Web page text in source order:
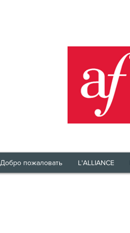
Добро пожаловать L'ALLIANCE